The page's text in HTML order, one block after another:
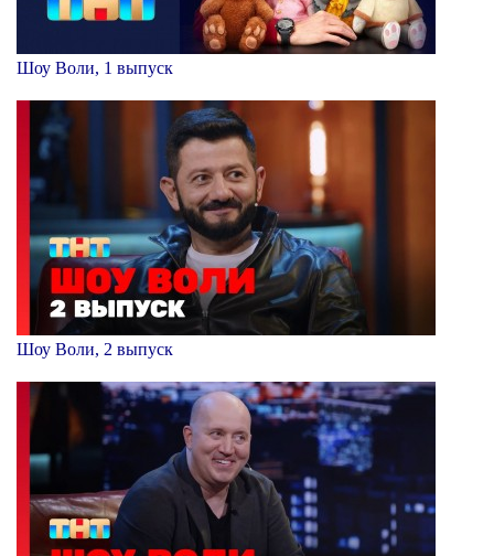
Шоу Воли, 1 выпуск
Шоу Воли, 2 выпуск